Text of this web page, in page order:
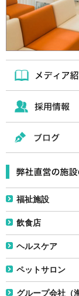
福祉施設
飲食店
ヘルスケア
ペットサロン
グループ会社（